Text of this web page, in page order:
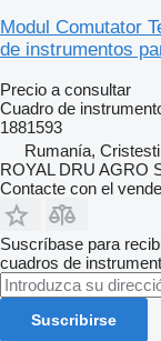
Modul Comutator
de instrumentos
Precio a consultar
Cuadro de
1881593
Rumanía, Cristesti
ROYAL DRU AGRO
Contacte con el
Suscríbase para
cuadros de
Suscribirse